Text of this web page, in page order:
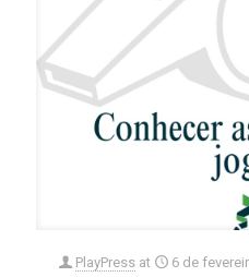
PlayPress at 6 de